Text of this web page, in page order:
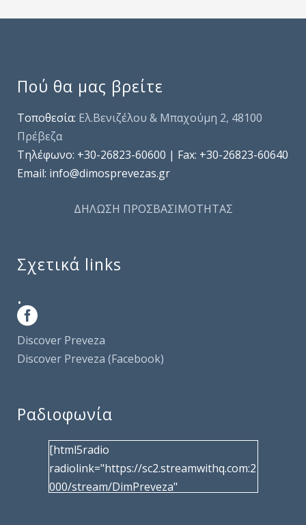
Πού θα μας βρείτε
Τοποθεσία: Ελ.Βενιζέλου & Μπαχούμη 2, 48100
Πρέβεζα
Τηλέφωνo: +30-26823-60600 | Fax: +30-26823-60640
Email: info@dimosprevezas.gr
ΔΗΛΩΣΗ ΠΡΟΣΒΑΣΙΜΟΤΗΤΑΣ
Σχετικά links
.
Discover Preveza
Discover Preveza (Facebook)
Ραδιοφωνία
[html5radio
radiolink="https://sc2.streamwithq.com:2
000/stream/DimPreveza"